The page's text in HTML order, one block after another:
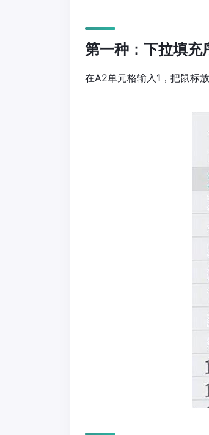
第一种：下拉填充
在A2单元格输入1，把鼠标